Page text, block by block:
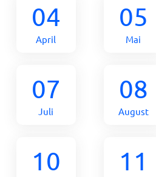
04
April
05
Mai
07
Juli
08
August
10 11